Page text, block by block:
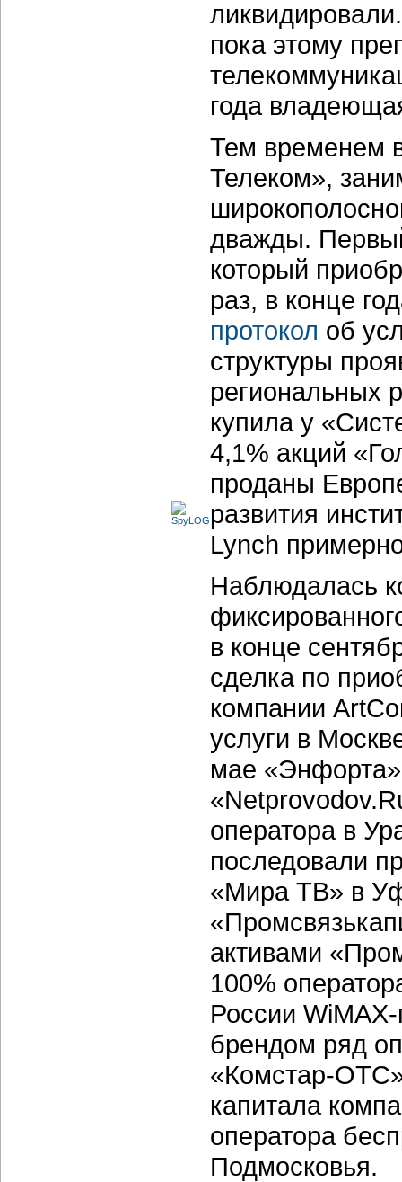
пока этому
года
Тем временем
Телеком»,
дважды.
который
раз, в конце
протокол об
структуры
региональных
купила у
4,1% акций
проданы
развития
Lynch
Наблюдалась
в конце
сделка по
компании
услуги в
мае
оператора в
последовали
«Мира ТВ» в
активами
100%
России
брендом ряд
«Комстар-
капитала
оператора
Подмосковья.